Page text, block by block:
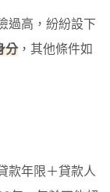
過高，紛紛設下
分，其他條件如
款年限＋貸款人